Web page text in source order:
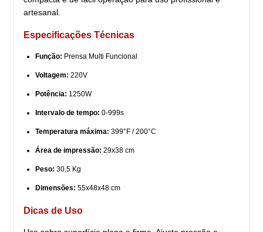
artesanal.
Especificações Técnicas
Função: Prensa Multi Funcional
Voltagem: 220V
Potência: 1250W
Intervalo de tempo: 0-999s
Temperatura máxima: 399°F / 200°C
Área de impressão: 29x38 cm
Peso: 30,5 Kg
Dimensões: 55x48x48 cm
Dicas de Uso